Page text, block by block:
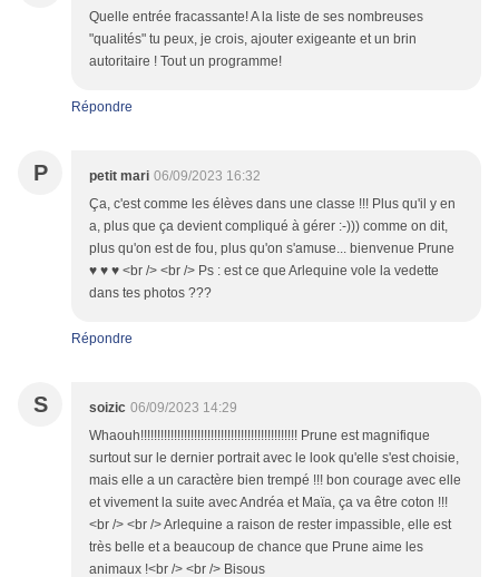
Quelle entrée fracassante! A la liste de ses nombreuses
"qualités" tu peux, je crois, ajouter exigeante et un brin
autoritaire ! Tout un programme!
Répondre
P petit mari 06/09/2023 16:32
Ça, c'est comme les élèves dans une classe !!! Plus qu'il y en
a, plus que ça devient compliqué à gérer :-))) comme on dit,
plus qu'on est de fou, plus qu'on s'amuse... bienvenue Prune
♥ ♥ ♥ <br /> <br /> Ps : est ce que Arlequine vole la vedette
dans tes photos ???
Répondre
S soizic 06/09/2023 14:29
Whaouh!!!!!!!!!!!!!!!!!!!!!!!!!!!!!!!!!!!!!!!!!!!!!!! Prune est magnifique
surtout sur le dernier portrait avec le look qu'elle s'est choisie,
mais elle a un caractère bien trempé !!! bon courage avec elle
et vivement la suite avec Andréa et Maïa, ça va être coton !!!
<br /> <br /> Arlequine a raison de rester impassible, elle est
très belle et a beaucoup de chance que Prune aime les
animaux !<br /> <br /> Bisous